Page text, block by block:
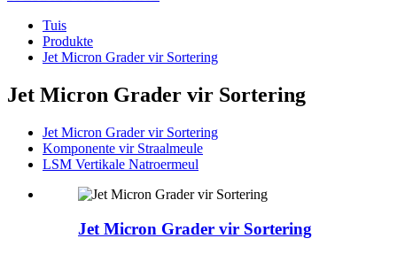
Tuis
Produkte
Jet Micron Grader vir Sortering
Jet Micron Grader vir Sortering
Jet Micron Grader vir Sortering
Komponente vir Straalmeule
LSM Vertikale Natroermeul
Jet Micron Grader vir Sortering